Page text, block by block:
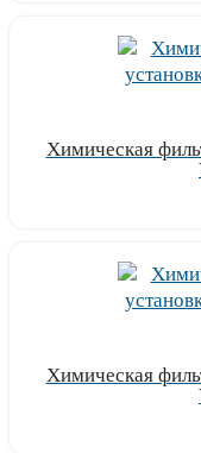
Химическая
Химическая